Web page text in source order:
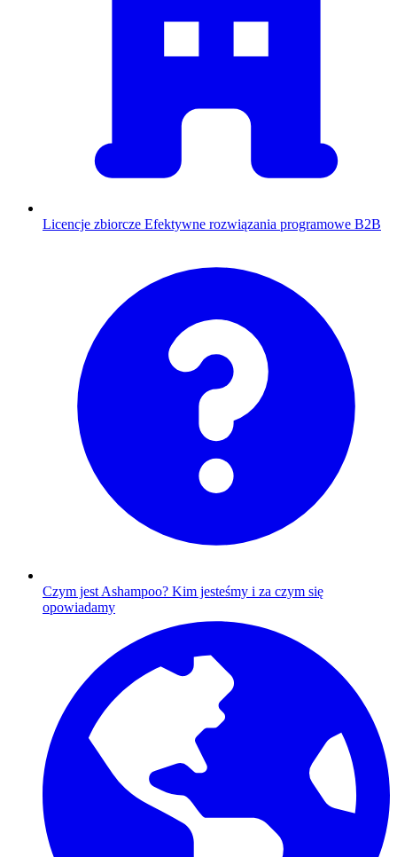
Licencje zbiorcze Efektywne rozwiązania programowe B2B
Czym jest Ashampoo? Kim jesteśmy i za czym się
opowiadamy